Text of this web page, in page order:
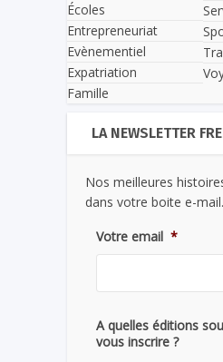
Écoles
Entrepreneuriat
Evènementiel
Expatriation
Famille
LA NEWSLETTER
Nos meilleures
dans votre boite e-mail.
Votre email *
A quelles éditions
vous inscrire ?